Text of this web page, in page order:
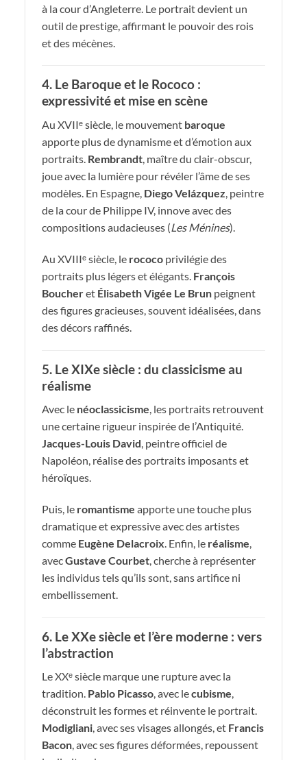
à la cour d’Angleterre. Le portrait devient un
outil de prestige, affirmant le pouvoir des rois
et des mécènes.
4. Le Baroque et le Rococo :
expressivité et mise en scène
Au XVIIᵉ siècle, le mouvement baroque
apporte plus de dynamisme et d’émotion aux
portraits. Rembrandt, maître du clair-obscur,
joue avec la lumière pour révéler l’âme de ses
modèles. En Espagne, Diego Velázquez, peintre
de la cour de Philippe IV, innove avec des
compositions audacieuses (Les Ménines).
Au XVIIIᵉ siècle, le rococo privilégie des
portraits plus légers et élégants. François
Boucheret Élisabeth Vigée Le Brun peignent
des figures gracieuses, souvent idéalisées, dans
des décors raffinés.
5. Le XIXe siècle : du classicisme au
réalisme
Avec le néoclassicisme, les portraits retrouvent
une certaine rigueur inspirée de l’Antiquité.
Jacques-Louis David, peintre officiel de
Napoléon, réalise des portraits imposants et
héroïques.
Puis, le romantisme apporte une touche plus
dramatique et expressive avec des artistes
comme Eugène Delacroix. Enfin, le réalisme,
avecGustave Courbet, cherche à représenter
les individus tels qu’ils sont, sans artifice ni
embellissement.
6. Le XXe siècle et l’ère moderne : vers
l’abstraction
Le XXᵉ siècle marque une rupture avec la
tradition. Pablo Picasso, avec lecubisme,
déconstruit les formes et réinvente le portrait.
Modigliani, avec ses visages allongés, et Francis
Bacon, avec ses figures déformées, repoussent